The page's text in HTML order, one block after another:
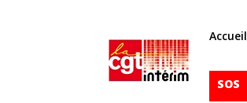
Accueil
SOS